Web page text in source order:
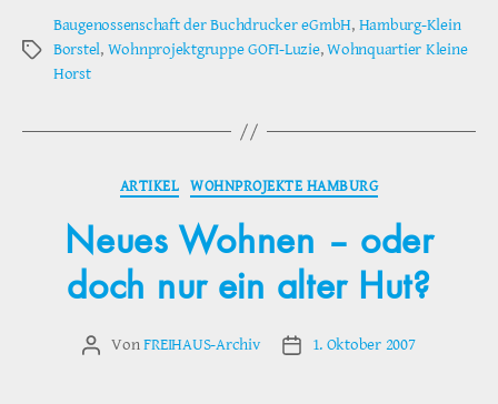
Schlagwörter
Baugenossenschaft der Buchdrucker eGmbH, Hamburg-Klein
Borstel, Wohnprojektgruppe GOFI-Luzie,Wohnquartier Kleine
Horst
Kategorien
ARTIKEL WOHNPROJEKTE HAMBURG
Neues Wohnen – oder
doch nur ein alter Hut?
Beitragsautor
VonFREIHAUS-Archiv Veröffentlichungsdatum
1. Oktober 2007